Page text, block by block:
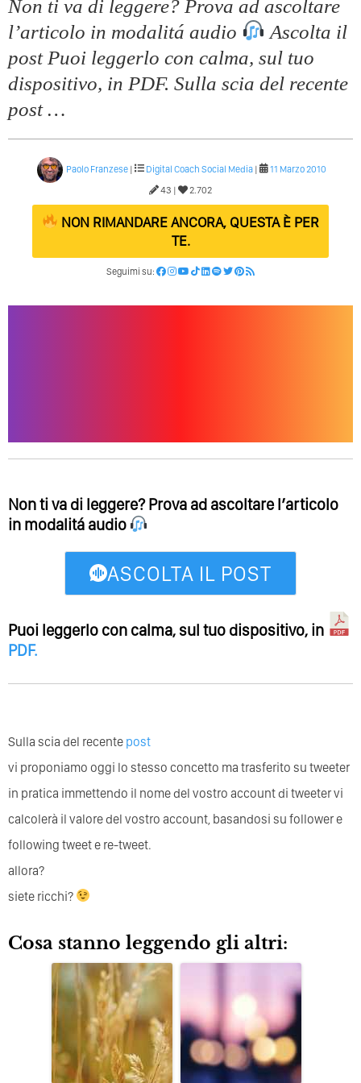
Quali Sono Gli Errori Della Comunicazione Politica? Il
Caso Delle Braccia Incrociate
Come Promuoversi Nel Wedding? Il Mio Intervento Per
L’Accademia Del Wedding
Non ti va di leggere? Prova ad ascoltare
l’articolo in modalitá audio
Ascolta il
post Puoi leggerlo con calma, sul tuo
dispositivo, in PDF. Sulla scia del recente
post …
Paolo Franzese| Digital Coach Social Media|
11 Marzo 2010
43 |
2.702
NON RIMANDARE ANCORA, QUESTA È PER
TE.
Seguimi su:
Non ti va di leggere? Prova ad ascoltare l’articolo
in modalitá audio
ASCOLTA IL POST
Puoi leggerlo con calma, sul tuo dispositivo, in
PDF.
Sulla scia del recente post
vi proponiamo oggi lo stesso concetto ma trasferito su tweeter
in pratica immettendo il nome del vostro account di tweeter vi
calcolerà il valore del vostro account, basandosi su follower e
following tweet e re-tweet.
allora?
siete ricchi?
Cosa stanno leggendo gli altri: